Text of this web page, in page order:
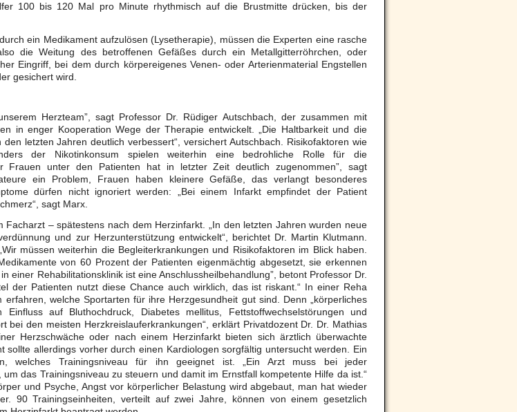
100 bis 120 Mal pro Minute rhythmisch auf die Brustmitte drücken, bis der
ein Medikament aufzulösen (Lysetherapie), müssen die Experten eine rasche
die Weitung des betroffenen Gefäßes durch ein Metallgitterröhrchen, oder
Eingriff, bei dem durch körpereigenes Venen- oder Arterienmaterial Engstellen
gesichert wird.
Herzteam”, sagt Professor Dr. Rüdiger Autschbach, der zusammen mit
in enger Kooperation Wege der Therapie entwickelt. „Die Haltbarkeit und die
letzten Jahren deutlich verbessert“, versichert Autschbach. Risikofaktoren wie
der Nikotinkonsum spielen weiterhin eine bedrohliche Rolle für die
Frauen unter den Patienten hat in letzter Zeit deutlich zugenommen”, sagt
ein Problem, Frauen haben kleinere Gefäße, das verlangt besonderes
dürfen nicht ignoriert werden: „Bei einem Infarkt empfindet der Patient
sagt Marx.
Facharzt – spätestens nach dem Herzinfarkt. „In den letzten Jahren wurden neue
und zur Herzunterstützung entwickelt“, berichtet Dr. Martin Klutmann.
müssen weiterhin die Begleiterkrankungen und Risikofaktoren im Blick haben.
von 60 Prozent der Patienten eigenmächtig abgesetzt, sie erkennen
einer Rehabilitationsklinik ist eine Anschlussheilbehandlung”, betont Professor Dr.
der Patienten nutzt diese Chance auch wirklich, das ist riskant.“ In einer Reha
erfahren, welche Sportarten für ihre Herzgesundheit gut sind. Denn „körperliches
auf Bluthochdruck, Diabetes mellitus, Fettstoffwechselstörungen und
bei den meisten Herzkreislauferkrankungen“, erklärt Privatdozent Dr. Dr. Mathias
Herzschwäche oder nach einem Herzinfarkt bieten sich ärztlich überwachte
sollte allerdings vorher durch einen Kardiologen sorgfältig untersucht werden. Ein
welches Trainingsniveau für ihn geeignet ist. „Ein Arzt muss bei jeder
das Trainingsniveau zu steuern und damit im Ernstfall kompetente Hilfe da ist.“
und Psyche, Angst vor körperlicher Belastung wird abgebaut, man hat wieder
90 Trainingseinheiten, verteilt auf zwei Jahre, können von einem gesetzlich